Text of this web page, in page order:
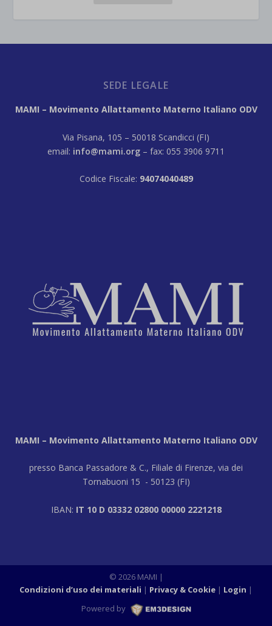
SEDE LEGALE
MAMI – Movimento Allattamento Materno Italiano ODV
Via Pisana, 105 – 50018 Scandicci (FI)
email: info@mami.org – fax: 055 3906 9711
Codice Fiscale: 94074040489
MAMI – Movimento Allattamento Materno Italiano ODV
presso Banca Passadore & C., Filiale di Firenze, via dei
Tornabuoni 15 - 50123 (FI)
IBAN: IT 10 D 03332 02800 00000 2221218
© 2026 MAMI |
Condizioni d’uso dei materiali
Privacy & Cookie Login |
Powered by